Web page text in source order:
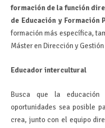
formación de la función
de Educación y Formación
formación más específica,
Máster en Dirección y
Educador intercultural
Busca que la
oportunidades sea posible
crea, junto con el equipo